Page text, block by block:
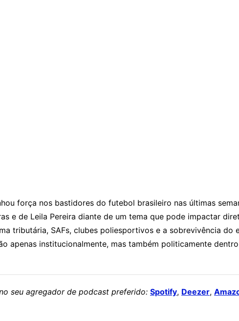
força nos bastidores do futebol brasileiro nas últimas
e de Leila Pereira diante de um tema que pode impactar
tributária, SAFs, clubes poliesportivos e a sobrevivência do
apenas institucionalmente, mas também politicamente
seu agregador de podcast preferido: Spotify, Deezer,